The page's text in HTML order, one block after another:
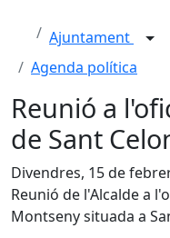
Ajuntament
Agenda política
Reunió a
de Sant
Divendres, 15 de
Reunió de l'Alcalde a
Montseny situada a